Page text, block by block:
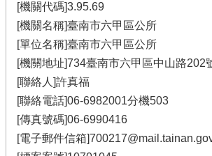
[機關代碼]3.95.69
[機關名稱]臺南市六甲區公所
[單位名稱]臺南市六甲區公所
[機關地址]734臺南市六甲區中山路202
[聯絡人]許真福
[聯絡電話]06-6982001分機503
[傳真號碼]06-6990416
[電子郵件信箱